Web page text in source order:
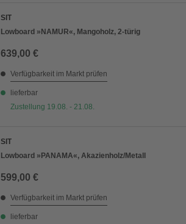
SIT
Lowboard »NAMUR«, Mangoholz, 2-türig
639,00 €
Verfügbarkeit im Markt prüfen
lieferbar
Zustellung 19.08. - 21.08.
SIT
Lowboard »PANAMA«, Akazienholz/Metall
599,00 €
Verfügbarkeit im Markt prüfen
lieferbar